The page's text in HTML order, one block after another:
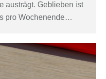
austrägt. Geblieben ist
pro Wochenende…